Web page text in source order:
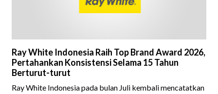
Ray White Indonesia Raih Top Brand Award 2026,
Pertahankan Konsistensi Selama 15 Tahun
Berturut-turut
Ray White Indonesia pada bulan Juli kembali mencatatkan